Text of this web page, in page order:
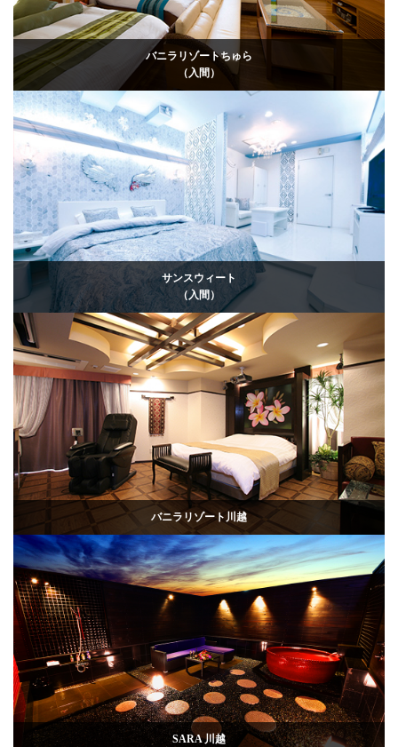
バニラリゾートちゅら
（入間）
サンスウィート
（入間）
バニラリゾート川越
SARA 川越